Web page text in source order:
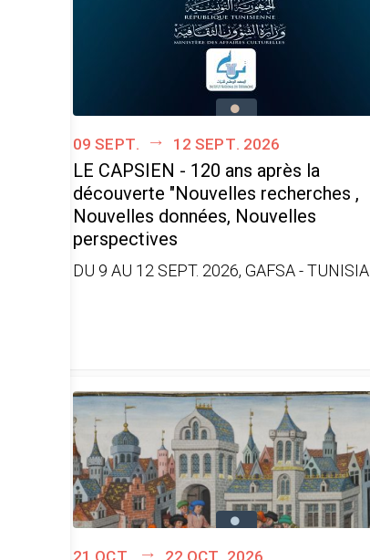
09 sept. 12 sept. 2026
LE CAPSIEN - 120 ans après la
découverte "Nouvelles recherches ,
Nouvelles données, Nouvelles
perspectives
DU 9 AU 12 SEPT. 2026, GAFSA - TUNISIA
21 oct. 22 oct. 2026